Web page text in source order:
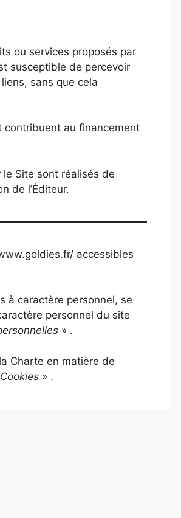
ou services proposés par
susceptible de percevoir
sans que cela
contribuent au financement
Site sont réalisés de
de l’Éditeur.
accessibles
à caractère personnel, se
personnel du site
» .
Charte en matière de
Cookies » .